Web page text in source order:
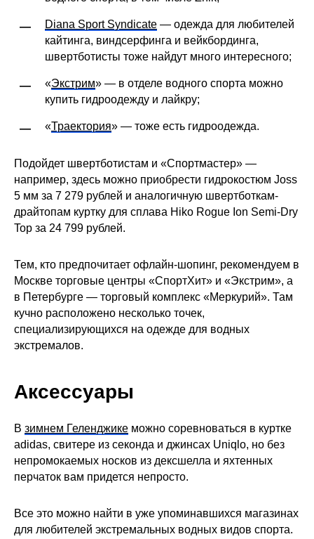
— Diana Sport Syndicate — одежда для любителей
кайтинга, виндсерфинга и вейкбординга,
швертботисты тоже найдут много интересного;
— «Экстрим» — в отделе водного спорта можно
купить гидроодежду и лайкру;
— «Траектория» — тоже есть гидроодежда.
Подойдет швертботистам и «Спортмастер» —
например, здесь можно приобрести гидрокостюм Joss
5 мм за 7 279 рублей и аналогичную швертботкам-
драйтопам куртку для сплава Hiko Rogue Ion Semi-Dry
Top за 24 799 рублей.
Тем, кто предпочитает офлайн-шопинг, рекомендуем в
Москве торговые центры «СпортХит» и «Экстрим», а
в Петербурге — торговый комплекс «Меркурий». Там
кучно расположено несколько точек,
специализирующихся на одежде для водных
экстремалов.
Аксессуары
В зимнем Геленджике можно соревноваться в куртке
adidas, свитере из секонда и джинсах Uniqlo, но без
непромокаемых носков из дексшелла и яхтенных
перчаток вам придется непросто.
Все это можно найти в уже упоминавшихся магазинах
для любителей экстремальных водных видов спорта.